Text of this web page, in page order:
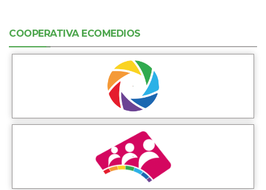
COOPERATIVA ECOMEDIOS